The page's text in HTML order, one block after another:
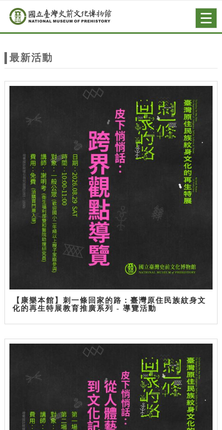
站
主
跳到主要內容
網站導覽
最新活動
【康樂本館】刺一條回家的路：臺灣原住民族紋身文
化的再生特展教育推廣系列 - 導覽活動